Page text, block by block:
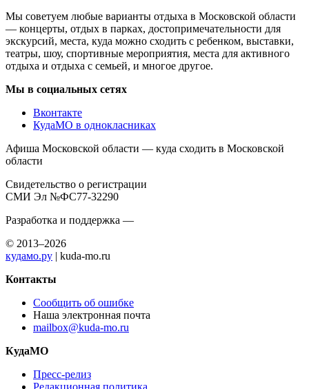
Мы советуем любые варианты отдыха в Московской области
— концерты, отдых в парках, достопримечательности для
экскурсий, места, куда можно сходить с ребенком, выставки,
театры, шоу, спортивные мероприятия, места для активного
отдыха и отдыха с семьей, и многое другое.
Мы в социальных сетях
Вконтакте
КудаМО в однокласниках
Афиша Московской области — куда сходить в Московской
области
Свидетельство о регистрации
СМИ Эл №ФС77-32290
Разработка и поддержка —
© 2013–2026
кудамо.ру | kuda-mo.ru
Контакты
Сообщить об ошибке
Наша электронная почта
mailbox@kuda-mo.ru
КудаМО
Пресс-релиз